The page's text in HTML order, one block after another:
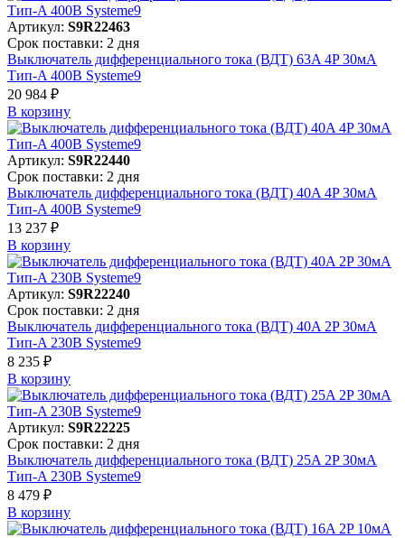
Артикул: S9R22463
Срок поставки: 2 дня
Выключатель дифференциального тока (ВДТ) 63A 4P 30мА
Тип-A 400В Systeme9
20 984 ₽
В корзинy
Артикул: S9R22440
Срок поставки: 2 дня
Выключатель дифференциального тока (ВДТ) 40A 4P 30мА
Тип-A 400В Systeme9
13 237 ₽
В корзинy
Артикул: S9R22240
Срок поставки: 2 дня
Выключатель дифференциального тока (ВДТ) 40A 2P 30мА
Тип-A 230В Systeme9
8 235 ₽
В корзинy
Артикул: S9R22225
Срок поставки: 2 дня
Выключатель дифференциального тока (ВДТ) 25A 2P 30мА
Тип-A 230В Systeme9
8 479 ₽
В корзинy